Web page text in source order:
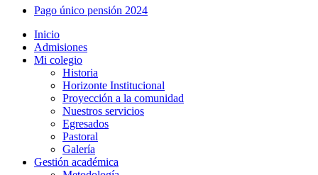
Pago único pensión 2024
Inicio
Admisiones
Mi colegio
Historia
Horizonte Institucional
Proyección a la comunidad
Nuestros servicios
Egresados
Pastoral
Galería
Gestión académica